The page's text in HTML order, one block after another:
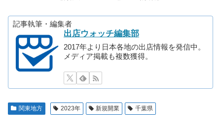
記事執筆・編集者
出店ウォッチ編集部
2017年より日本各地の出店情報を発信中。
メディア掲載も複数獲得。
関東地方 2023年 新規開業 千葉県